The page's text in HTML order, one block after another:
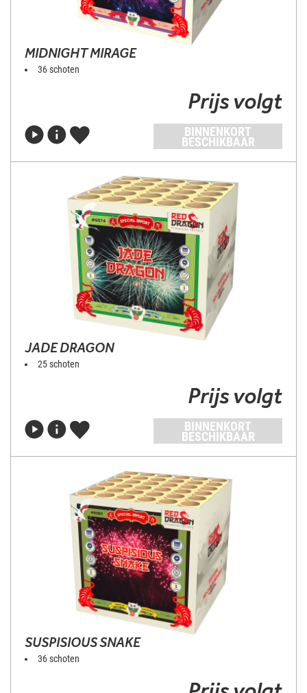
MIDNIGHT MIRAGE
36 schoten
Prijs volgt
BINNENKORT
BESCHIKBAAR
JADE DRAGON
25 schoten
Prijs volgt
BINNENKORT
BESCHIKBAAR
SUSPISIOUS SNAKE
36 schoten